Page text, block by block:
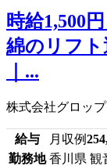
時給1,500
綿のリフ
｜...
株式会社グロッ
給与 月収例
勤務地 香川県 観